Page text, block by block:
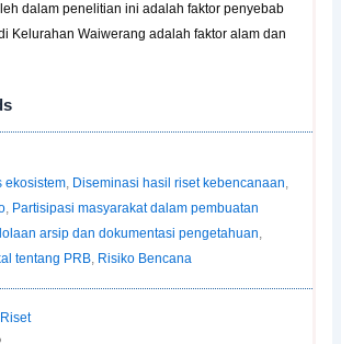
dalam penelitian ini adalah faktor penyebab
Kelurahan Waiwerang adalah faktor alam dan
ekosistem, Diseminasi hasil riset kebencanaan,
, Partisipasi masyarakat dalam pembuatan
arsip dan dokumentasi pengetahuan,
tentang PRB, Risiko Bencana